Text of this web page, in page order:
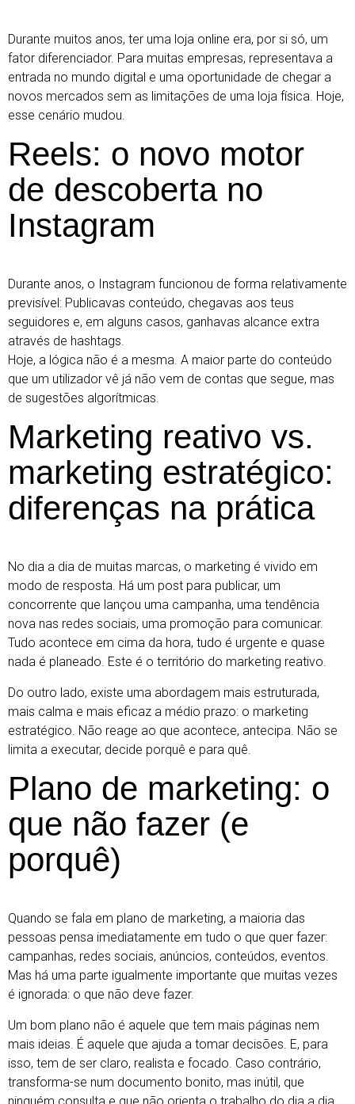
Durante muitos anos, ter uma loja online era, por si só, um
fator diferenciador. Para muitas empresas, representava a
entrada no mundo digital e uma oportunidade de chegar a
novos mercados sem as limitações de uma loja física. Hoje,
esse cenário mudou.
Reels: o novo motor
de descoberta no
Instagram
Durante anos, o Instagram funcionou de forma relativamente
previsível: Publicavas conteúdo, chegavas aos teus
seguidores e, em alguns casos, ganhavas alcance extra
através de hashtags.
Hoje, a lógica não é a mesma. A maior parte do conteúdo
que um utilizador vê já não vem de contas que segue, mas
de sugestões algorítmicas.
Marketing reativo vs.
marketing estratégico:
diferenças na prática
No dia a dia de muitas marcas, o marketing é vivido em
modo de resposta. Há um post para publicar, um
concorrente que lançou uma campanha, uma tendência
nova nas redes sociais, uma promoção para comunicar.
Tudo acontece em cima da hora, tudo é urgente e quase
nada é planeado. Este é o território do marketing reativo.
Do outro lado, existe uma abordagem mais estruturada,
mais calma e mais eficaz a médio prazo: o marketing
estratégico. Não reage ao que acontece, antecipa. Não se
limita a executar, decide porquê e para quê.
Plano de marketing: o
que não fazer (e
porquê)
Quando se fala em plano de marketing, a maioria das
pessoas pensa imediatamente em tudo o que quer fazer:
campanhas, redes sociais, anúncios, conteúdos, eventos.
Mas há uma parte igualmente importante que muitas vezes
é ignorada: o que não deve fazer.
Um bom plano não é aquele que tem mais páginas nem
mais ideias. É aquele que ajuda a tomar decisões. E, para
isso, tem de ser claro, realista e focado. Caso contrário,
transforma-se num documento bonito, mas inútil, que
ninguém consulta e que não orienta o trabalho do dia a dia.